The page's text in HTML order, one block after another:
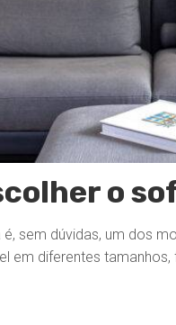
o
sem dúvidas, um dos
em diferentes